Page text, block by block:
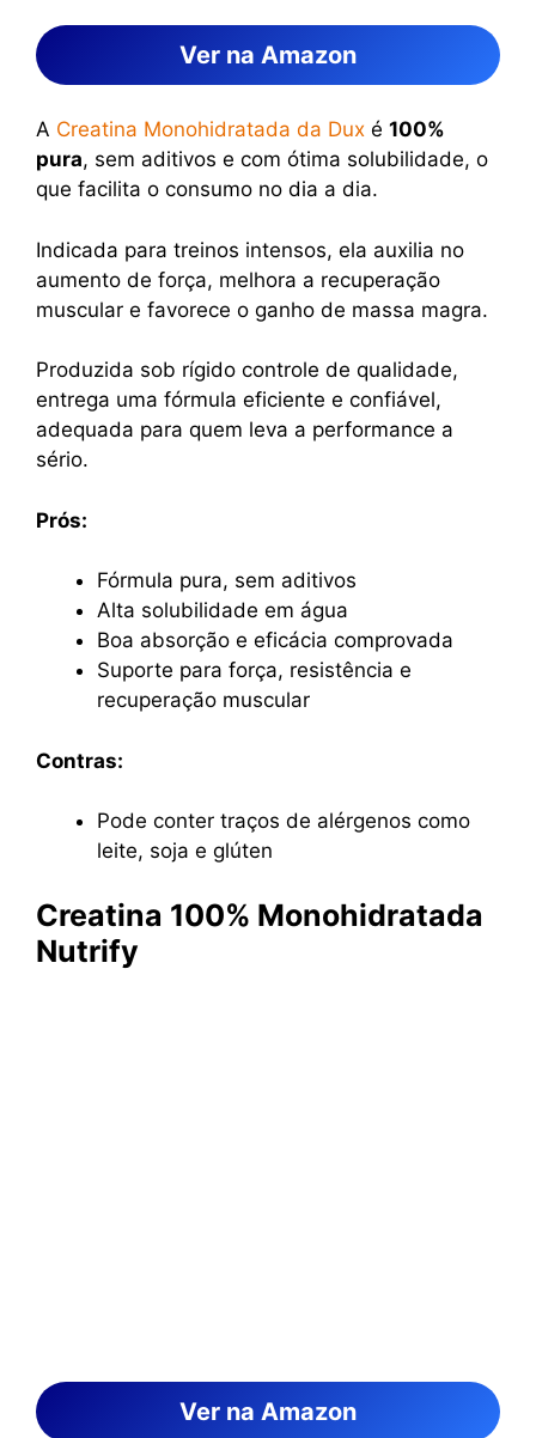
Ver na Amazon
A Creatina Monohidratada da Dux é 100%
pura, sem aditivos e com ótima solubilidade, o
que facilita o consumo no dia a dia.
Indicada para treinos intensos, ela auxilia no
aumento de força, melhora a recuperação
muscular e favorece o ganho de massa magra.
Produzida sob rígido controle de qualidade,
entrega uma fórmula eficiente e confiável,
adequada para quem leva a performance a
sério.
Prós:
Fórmula pura, sem aditivos
Alta solubilidade em água
Boa absorção e eficácia comprovada
Suporte para força, resistência e
recuperação muscular
Contras:
Pode conter traços de alérgenos como
leite, soja e glúten
Creatina 100% Monohidratada
Nutrify
Ver na Amazon